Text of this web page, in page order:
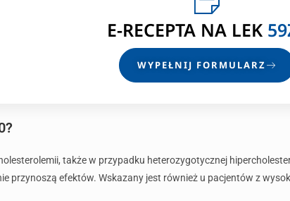
E-RECEPTA NA LEK
WYPEŁNIJ FORMULARZ
także w przypadku heterozygotycznej
przynoszą efektów. Wskazany jest również u pacjentów z